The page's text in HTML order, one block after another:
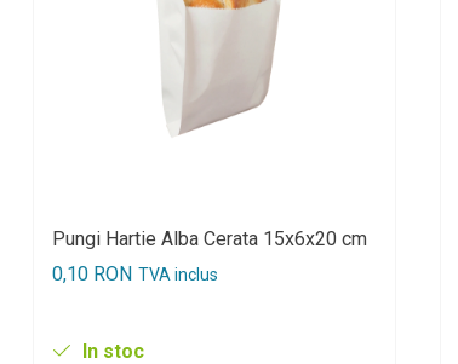
Pungi Hartie Alba Cerata 15x6x20 cm
0,10 RON TVA inclus
In stoc